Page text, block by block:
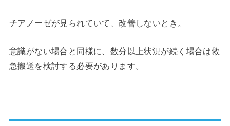
チアノーゼが見られていて、改善しないとき。
意識がない場合と同様に、数分以上状況が続く場合は救
急搬送を検討する必要があります。